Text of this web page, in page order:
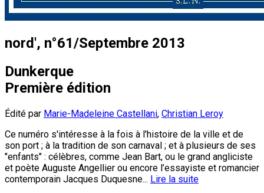
nord', n°61/Septembre 2013
Dunkerque
Première édition
Édité par Marie-Madeleine Castellani, Christian Leroy
Ce numéro s'intéresse à la fois à l'histoire de la ville et de
son port ; à la tradition de son carnaval ; et à plusieurs de ses
"enfants" : célèbres, comme Jean Bart, ou le grand angliciste
et poète Auguste Angellier ou encore l’essayiste et romancier
contemporain Jacques Duquesne... Lire la suite